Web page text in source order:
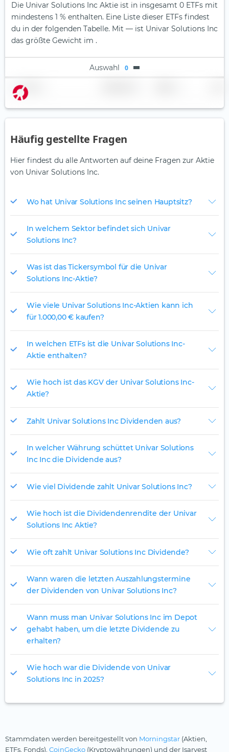
Die Univar Solutions Inc Aktie ist in insgesamt 0 ETFs mit
mindestens 1 % enthalten. Eine Liste dieser ETFs findest
du in der folgenden Tabelle. Mit — ist Univar Solutions Inc
das größte Gewicht im .
Auswahl 0
Name
Häufig gestellte Fragen
Hier findest du alle Antworten auf deine Fragen zur Aktie
von Univar Solutions Inc.
Wo hat Univar Solutions Inc seinen Hauptsitz?
In welchem Sektor befindet sich Univar
Solutions Inc?
Was ist das Tickersymbol für die Univar
Solutions Inc-Aktie?
Wie viele Univar Solutions Inc-Aktien kann ich
für 1.000,00 € kaufen?
In welchen ETFs ist die Univar Solutions Inc-
Aktie enthalten?
Wie hoch ist das KGV der Univar Solutions Inc-
Aktie?
Zahlt Univar Solutions Inc Dividenden aus?
In welcher Währung schüttet Univar Solutions
Inc Inc die Dividende aus?
Wie viel Dividende zahlt Univar Solutions Inc?
Wie hoch ist die Dividendenrendite der Univar
Solutions Inc Aktie?
Wie oft zahlt Univar Solutions Inc Dividende?
Wann waren die letzten Auszahlungstermine
der Dividenden von Univar Solutions Inc?
Wann muss man Univar Solutions Inc im Depot
gehabt haben, um die letzte Dividende zu
erhalten?
Wie hoch war die Dividende von Univar
Solutions Inc in 2025?
Stammdaten werden bereitgestellt von Morningstar (Aktien,
ETFs, Fonds), CoinGecko (Kryptowährungen) und der Isarvest